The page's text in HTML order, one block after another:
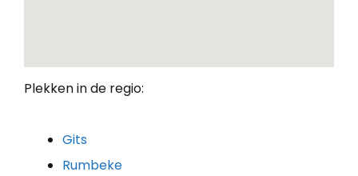
Plekken in de regio:
Gits
Rumbeke